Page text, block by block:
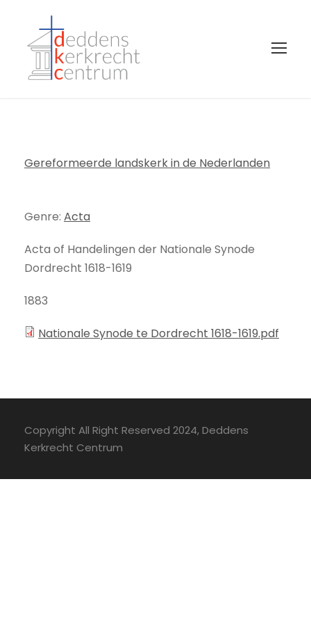
Gereformeerde landskerk in de Nederlanden
Genre: Acta
Acta of Handelingen der Nationale Synode
Dordrecht 1618-1619
1883
Nationale Synode te Dordrecht 1618-1619.pdf
Copyright All Right Reserved 2024, Deddens
Kerkrecht Centrum